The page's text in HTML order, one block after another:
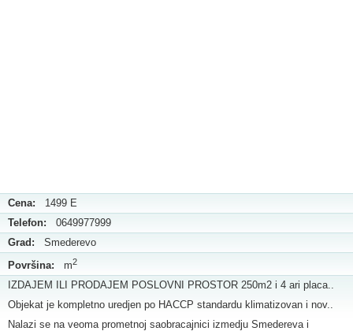
Cena: 1499 E
Telefon: 0649977999
Grad: Smederevo
Površina: m2
IZDAJEM ILI PRODAJEM POSLOVNI PROSTOR 250m2 i 4 ari placa..
Objekat je kompletno uredjen po HACCP standardu klimatizovan i nov..
Nalazi se na veoma prometnoj saobracajnici izmedju Smedereva i